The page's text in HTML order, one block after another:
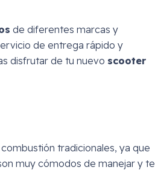
de diferentes marcas y
de entrega rápido y
disfrutar de tu nuevo scooter
tradicionales, ya que
muy cómodos de manejar y te